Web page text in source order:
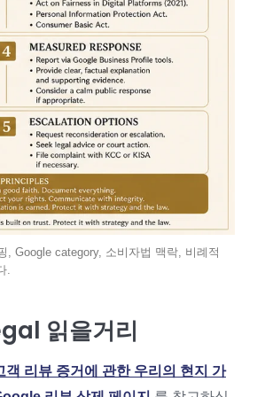
, Google category, 소비자법 맥락, 비례적
.
읽을거리
객 리뷰 증거에 관한 우리의 현지 가